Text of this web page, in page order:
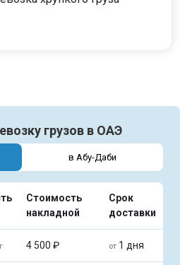
грузов в ОАЭ
в Абу-Даби
Стоимость
накладной
Срок
доставки
4 500 ₽ от 1 дня